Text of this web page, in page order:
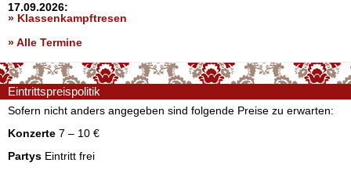
17.09.2026:
» Klassenkampftresen
» Alle Termine
Eintrittspreispolitik
Sofern nicht anders angegeben sind folgende Preise zu erwarten:
Konzerte 7 – 10 €
Partys Eintritt frei